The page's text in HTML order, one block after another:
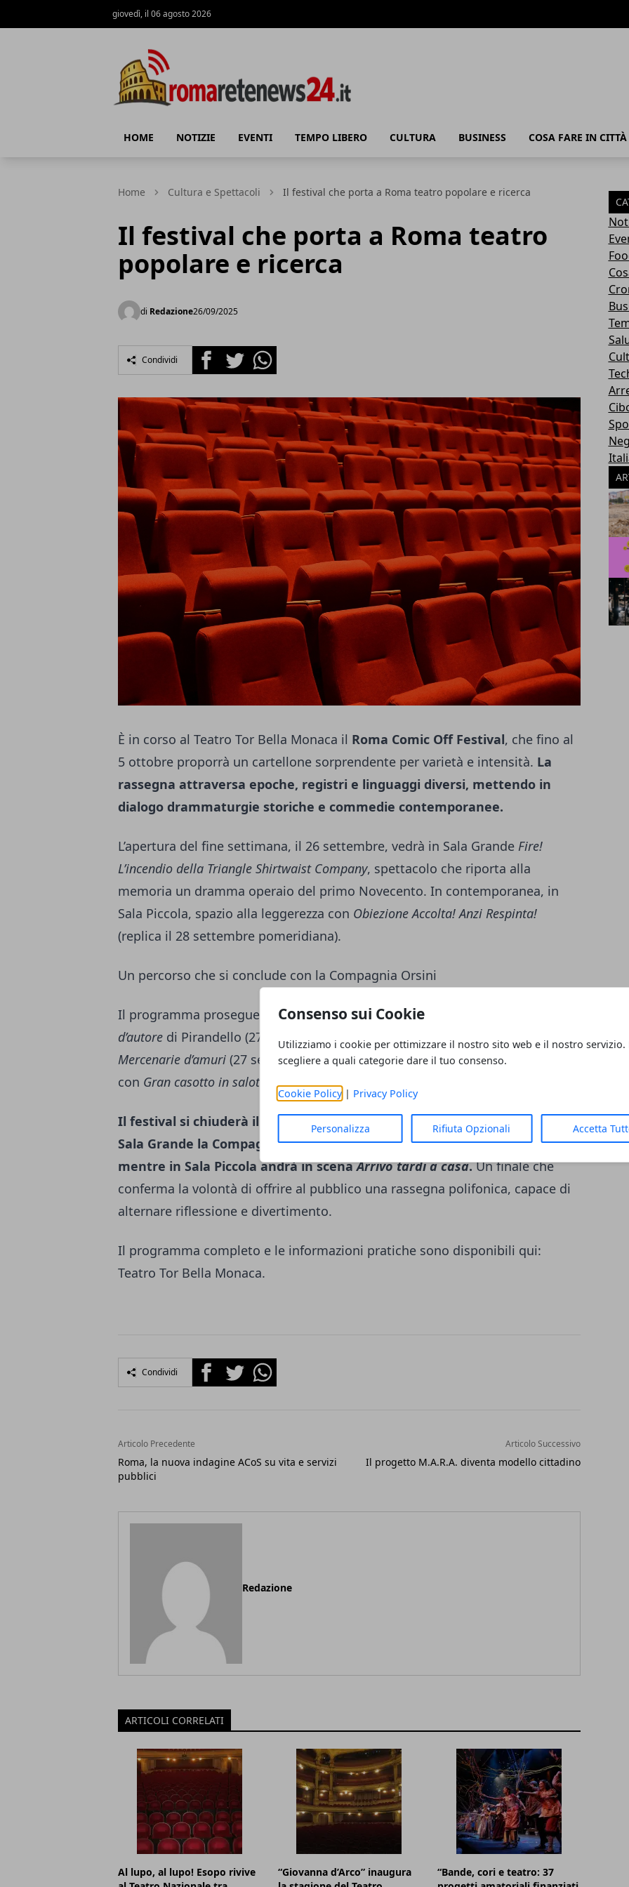
Consenso sui Cookie
Utilizziamo i cookie per ottimizzare il nostro sito web e il nostro servizio.
scegliere a quali categorie dare il tuo consenso.
Cookie Policy| Privacy Policy
Personalizza Rifiuta Opzionali Accetta
giovedì, il 06 agosto 2026
HOME NOTIZIE EVENTI TEMPO LIBERO CULTURA BUSINESS COSA FARE IN CITTÀ
Home Cultura e Spettacoli Il festival che porta a Roma teatro popolare e ricerca
Il festival che porta a Roma teatro
popolare e ricerca
di Redazione26/09/2025
Condividi FacebookTwitterWhatsapp
È in corso al Teatro Tor Bella Monaca il Roma Comic Off Festival, che fino al
5 ottobre proporrà un cartellone sorprendente per varietà e intensità. La
rassegna attraversa epoche, registri e linguaggi diversi, mettendo in
dialogo drammaturgie storiche e commedie contemporanee.
L’apertura del fine settimana, il 26 settembre, vedrà in Sala Grande Fire!
L’incendio della Triangle Shirtwaist Company, spettacolo che riporta alla
memoria un dramma operaio del primo Novecento. In contemporanea, in
Sala Piccola, spazio alla leggerezza con Obiezione Accolta! Anzi Respinta!
(replica il 28 settembre pomeridiana).
Un percorso che si conclude con la Compagnia Orsini
Il programma prosegue con appuntamenti di rilievo:
d’autore di Pirandello (27 e 28 settembre in Sala Grande),
Carcarazze |
Mercenarie d’amuri (27 settembre) e Mosche(30 settembre). Ottobre debutta
con Gran casotto in salotto (1° e 2 ottobre), seguito da
Il festival si chiuderà il 4 e 5 ottobre con un doppio appuntamento: in
Sala Grande la Compagnia Orsini proporràIl Cuore debole di Antonio,
mentre in Sala Piccola andrà in scenaArrivo tardi a casa.Un finale che
conferma la volontà di offrire al pubblico una rassegna polifonica, capace di
alternare riflessione e divertimento.
Il programma completo e le informazioni pratiche sono disponibili qui:
Teatro Tor Bella Monaca.
Condividi FacebookTwitterWhatsapp
Articolo Precedente
Roma, la nuova indagine ACoS su vita e servizi
pubblici
Articolo Successivo
Il progetto M.A.R.A. diventa modello cittadino
Redazione
ARTICOLI CORRELATI
Al lupo, al lupo! Esopo rivive
“Giovanna d’Arco” inaugura
“Bande, cori e teatro: 37